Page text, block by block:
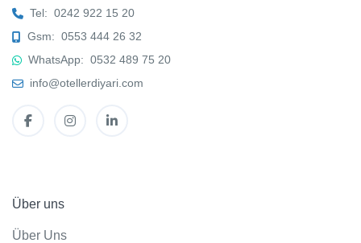
Tel: 0242 922 15 20
Gsm: 0553 444 26 32
WhatsApp: 0532 489 75 20
info@otellerdiyari.com
Über uns
Über Uns